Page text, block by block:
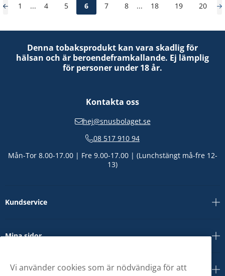
1 ... 4 5 6 7 8 ... 18 19 20
Denna tobaksprodukt kan vara skadlig för
hälsan och är beroendeframkallande. Ej lämplig
för personer under 18 år.
Kontakta oss
hej@snusbolaget.se
08 517 910 94
Mån-Tor 8.00-17.00 | Fre 9.00-17.00 | (Lunchstängt må-fre 12-
13)
Kundservice
Mina sidor
Om oss
Vi använder cookies som är nödvändiga för att